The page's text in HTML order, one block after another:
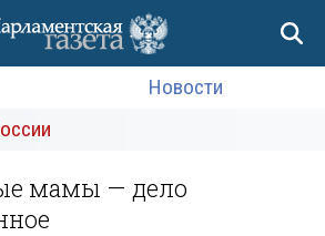
Новости
мамы — дело